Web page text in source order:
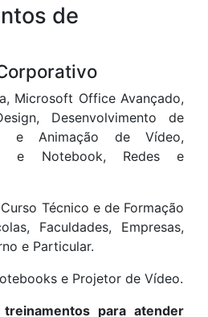
de
Microsoft Office Avançado,
Desenvolvimento de
e Animação de Vídeo,
e Notebook, Redes e
Técnico e de Formação
Faculdades, Empresas,
e Particular.
e Projetor de Vídeo.
para atender